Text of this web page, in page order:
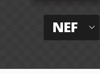
NEF